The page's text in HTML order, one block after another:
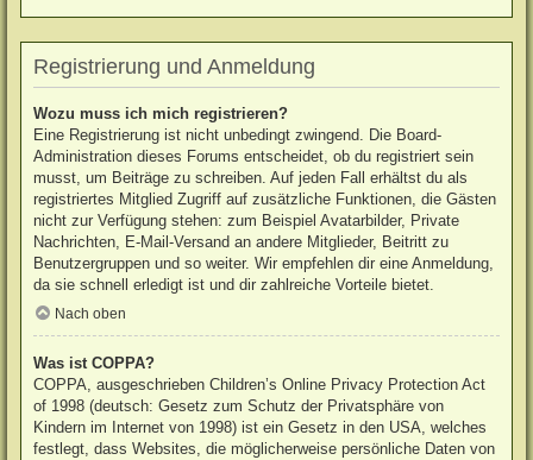
Registrierung und Anmeldung
Wozu muss ich mich registrieren?
Eine Registrierung ist nicht unbedingt zwingend. Die Board-
Administration dieses Forums entscheidet, ob du registriert sein
musst, um Beiträge zu schreiben. Auf jeden Fall erhältst du als
registriertes Mitglied Zugriff auf zusätzliche Funktionen, die Gästen
nicht zur Verfügung stehen: zum Beispiel Avatarbilder, Private
Nachrichten, E-Mail-Versand an andere Mitglieder, Beitritt zu
Benutzergruppen und so weiter. Wir empfehlen dir eine Anmeldung,
da sie schnell erledigt ist und dir zahlreiche Vorteile bietet.
Nach oben
Was ist COPPA?
COPPA, ausgeschrieben Children’s Online Privacy Protection Act
of 1998 (deutsch: Gesetz zum Schutz der Privatsphäre von
Kindern im Internet von 1998) ist ein Gesetz in den USA, welches
festlegt, dass Websites, die möglicherweise persönliche Daten von